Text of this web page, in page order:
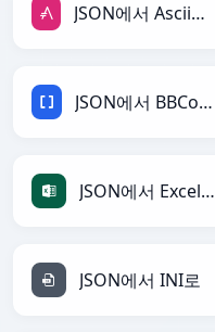
JSON에서 AsciiDoc로
JSON에서 BBCode로
JSON에서 Excel로
JSON에서 INI로